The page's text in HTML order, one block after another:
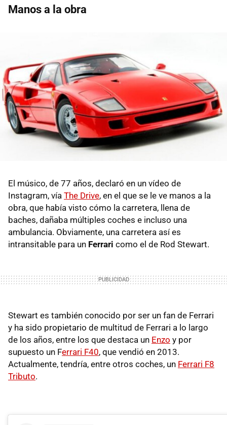
Manos a la obra
El músico, de 77 años, declaró en un vídeo de
Instagram, vía The Drive, en el que se le ve manos a la
obra, que había visto cómo la carretera, llena de
baches, dañaba múltiples coches e incluso una
ambulancia. Obviamente, una carretera así es
intransitable para un Ferrari como el de Rod Stewart.
Stewart es también conocido por ser un fan de Ferrari
y ha sido propietario de multitud de Ferrari a lo largo
de los años, entre los que destaca un Enzo y por
supuesto un Ferrari F40, que vendió en 2013.
Actualmente, tendría, entre otros coches, un Ferrari F8
Tributo.